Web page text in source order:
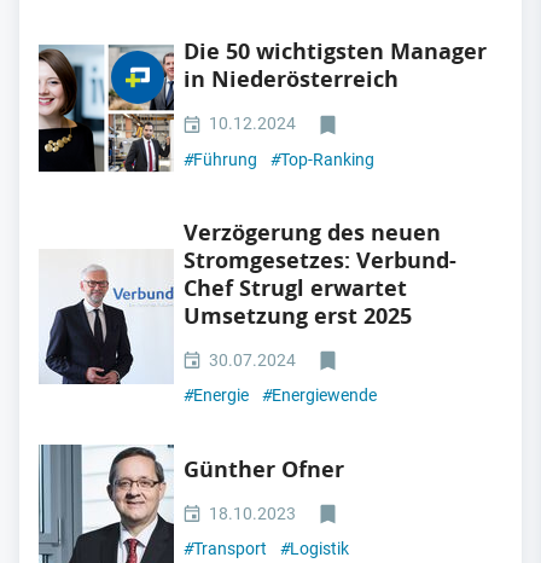
Die 50 wichtigsten Manager
in Niederösterreich
10.12.2024
#Führung #Top-Ranking
Verzögerung des neuen
Stromgesetzes: Verbund-
Chef Strugl erwartet
Umsetzung erst 2025
30.07.2024
#Energie #Energiewende
Günther Ofner
18.10.2023
#Transport #Logistik